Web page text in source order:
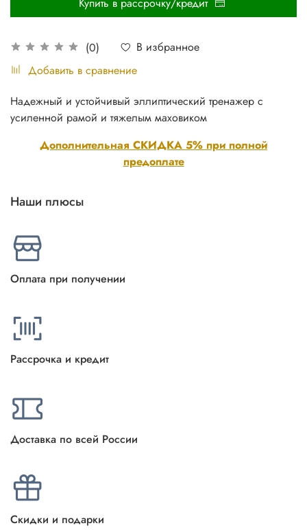
(0)
В избранное
Добавить в сравнение
Купить в рассрочку/кредит
Дополнительная СКИДКА 5% при полной
предоплате
Надежный и устойчивый эллиптический тренажер с
усиленной рамой и тяжелым маховиком
Наши плюсы
Оплата при получении
Рассрочка и кредит
Доставка по всей России
Скидки и подарки